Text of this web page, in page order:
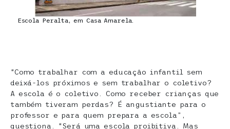
Escola Peralta, em Casa Amarela.
“Como trabalhar com a educação infantil sem
deixá-los próximos e sem trabalhar o coletivo?
A escola é o coletivo. Como receber crianças que
também tiveram perdas? É angustiante para o
professor e para quem prepara a escola”,
questiona. “Será uma escola proibitiva. Mas